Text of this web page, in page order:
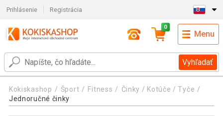
Prihlásenie Registrácia
Vyhľadať
0
Menu
Kokiskashop Šport Fitness
Činky / Kotúče / Tyče
Jednoručné činky